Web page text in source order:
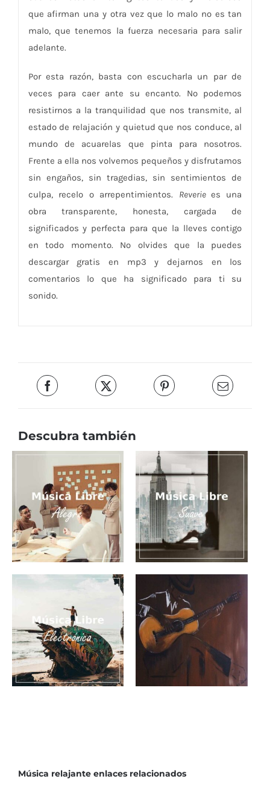
que afirman una y otra vez que lo malo no es tan
malo, que tenemos la fuerza necesaria para salir
adelante.
Por esta razón, basta con escucharla un par de
veces para caer ante su encanto. No podemos
resistirnos a la tranquilidad que nos transmite, al
estado de relajación y quietud que nos conduce, al
mundo de acuarelas que pinta para nosotros.
Frente a ella nos volvemos pequeños y disfrutamos
sin engaños, sin tragedias, sin sentimientos de
culpa, recelo o arrepentimientos. Reverie es una
obra transparente, honesta, cargada de
significados y perfecta para que la lleves contigo
en todo momento. No olvides que la puedes
descargar gratis en mp3 y dejarnos en los
comentarios lo que ha significado para ti su
sonido.
Descubra también
para animar tus
presentaciones
Música de guitarra
para videos
reflexivos
Música relajante enlaces relacionados